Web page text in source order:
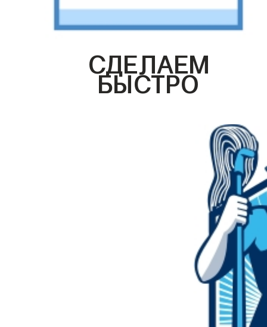
СДЕЛАЕМ
БЫСТРО